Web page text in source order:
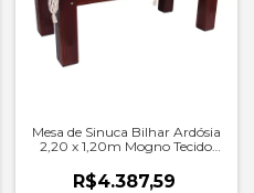
Mesa de Sinuca Bilhar Ardósia
2,20 x 1,20m Mogno Tecido
R$4.387,59